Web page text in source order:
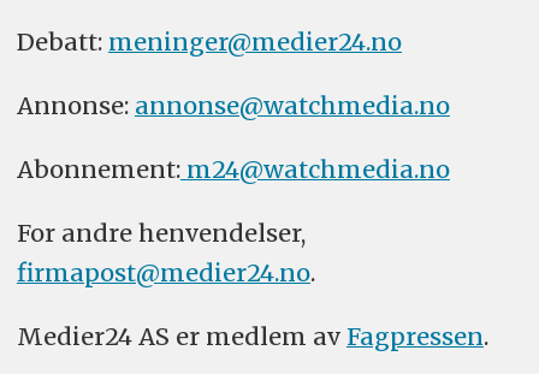
Debatt: meninger@medier24.no
Annonse: annonse@watchmedia.no
Abonnement:m24@watchmedia.no
For andre henvendelser,
firmapost@medier24.no.
Medier24 AS er medlem av Fagpressen.